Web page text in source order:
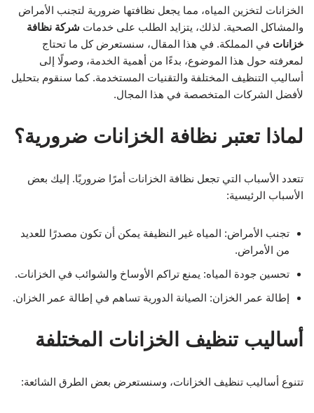
الخزانات لتخزين المياه، مما يجعل نظافتها ضرورية لتجنب الأمراض
والمشاكل الصحية. لذلك، يتزايد الطلب على خدمات شركة نظافة
خزانات في المملكة. في هذا المقال، سنستعرض كل ما تحتاج
لمعرفته حول هذا الموضوع، بدءًا من أهمية الخدمة، وصولًا إلى
أساليب التنظيف المختلفة والتقنيات المستخدمة. كما سنقوم بتحليل
لأفضل الشركات المتخصصة في هذا المجال.
لماذا تعتبر نظافة الخزانات ضرورية؟
تتعدد الأسباب التي تجعل نظافة الخزانات أمرًا ضروريًا. إليك بعض
الأسباب الرئيسية:
تجنب الأمراض: المياه غير النظيفة يمكن أن تكون مصدرًا للعديد
من الأمراض.
تحسين جودة المياه: يمنع تراكم الأوساخ والشوائب في الخزانات.
إطالة عمر الخزان: الصيانة الدورية تساهم في إطالة عمر الخزان.
أساليب تنظيف الخزانات المختلفة
تتنوع أساليب تنظيف الخزانات، وسنستعرض بعض الطرق الشائعة: